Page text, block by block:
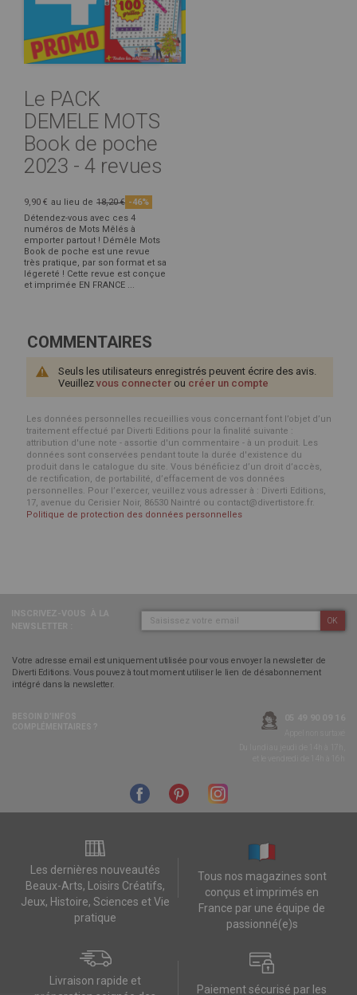
Le PACK
DEMELE MOTS
Book de poche
2023 - 4 revues
9,90 € au lieu de 18,20 € -46%
Détendez-vous avec ces 4
numéros de Mots Mêlés à
emporter partout ! Démêle Mots
Book de poche est une revue
très pratique, par son format et sa
légereté ! Cette revue est conçue
et imprimée EN FRANCE ...
COMMENTAIRES
Seuls les utilisateurs enregistrés peuvent écrire des avis.
Veuillez vous connecter ou créer un compte
Les données personnelles recueillies vous concernant font l’objet d’un
traitement effectué par Diverti Editions pour la finalité suivante :
attribution d'une note - assortie d'un commentaire - à un produit. Les
données sont conservées pendant toute la durée d'existence du
produit dans le catalogue du site. Vous bénéficiez d’un droit d’accès,
de rectification, de portabilité, d’effacement de vos données
personnelles. Pour l’exercer, veuillez vous adresser à : Diverti Editions,
17, avenue du Cerisier Noir, 86530 Naintré ou contact@divertistore.fr.
Politique de protection des données personnelles
OK
Votre adresse email est uniquement utilisée pour vous envoyer la newsletter de
Diverti Editions. Vous pouvez à tout moment utiliser le lien de désabonnement
intégré dans la newsletter.
Les dernières nouveautés
Beaux-Arts, Loisirs Créatifs,
Jeux, Histoire, Sciences et Vie
pratique
Tous nos magazines sont
conçus et imprimés en
France par une équipe de
passionné(e)s
Livraison rapide et
Paiement sécurisé par les